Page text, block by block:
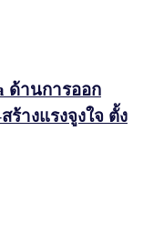
ด้านการออก
ร้างแรงจูงใจ ตั้ง